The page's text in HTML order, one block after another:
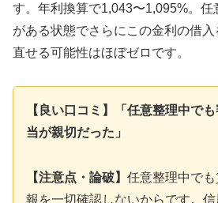
す。年利換算で1,043〜1,095%。任
がある状態でさらにこの金利の借
直せる可能性はほぼゼロです。
【良い口コミ】「任意整理中で
当が親切だった」
【注意点・論破】 任意整理中で
報を一切確認しないからです。